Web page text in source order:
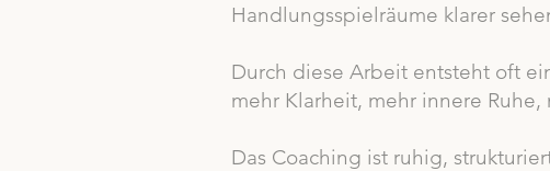
Handlungsspielräume klarer
Durch diese Arbeit entsteht oft
mehr Klarheit, mehr innere
Das Coaching ist ruhig,